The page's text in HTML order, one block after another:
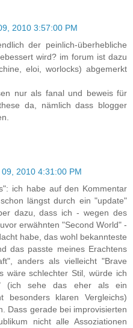
2010 3:57:00 PM
der peinlich-überhebliche
wird? im forum ist dazu
eloi, worlocks) abgemerkt
nur als fanal und beweis für
da, nämlich dass blogger
2010 4:31:00 PM
ich habe auf den Kommentar
längst durch ein "update"
dazu, dass ich - wegen des
erwähnten "Second World" -
habe, das wohl bekannteste
das passte meines Erachtens
anders als vielleicht "Brave
wäre schlechter Stil, würde ich
(ich sehe das eher als ein
besonders klaren Vergleichs)
Dass gerade bei improvisierten
nicht alle Assoziationen